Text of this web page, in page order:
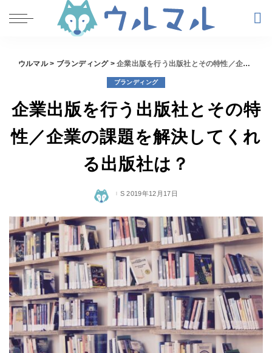
ウルマル> ブランディング>企業出版を行う出版社とその特性／企業の課題を解決してくれる出版社は？
ブランディング
企業出版を行う出版社とその特
性／企業の課題を解決してくれ
る出版社は？
2019年12月17日